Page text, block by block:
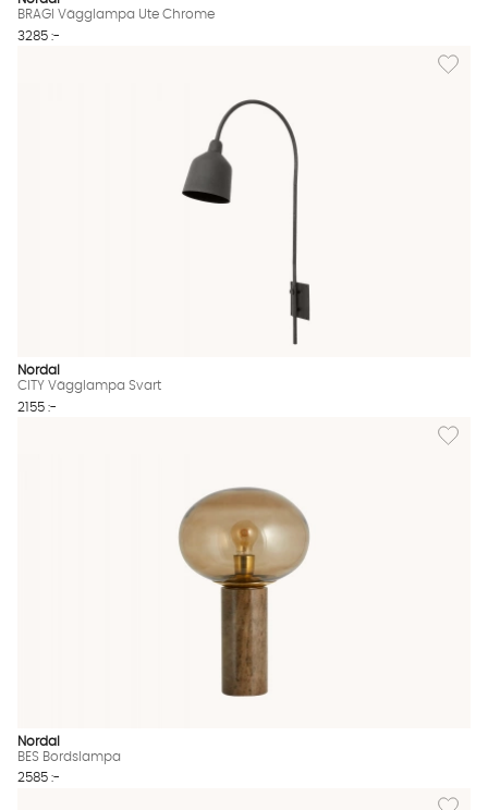
BRAGI Vägglampa Ute Chrome
3285 :-
Lägg
Nordal
CITY Vägglampa Svart
2155 :-
Lägg
Nordal
BES Bordslampa
2585 :-
Lägg